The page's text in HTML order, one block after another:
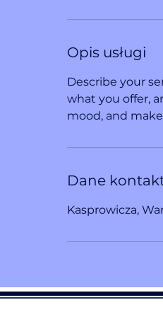
Opis usługi
Describe your
what you offer,
mood, and
Dane
Kasprowicza,